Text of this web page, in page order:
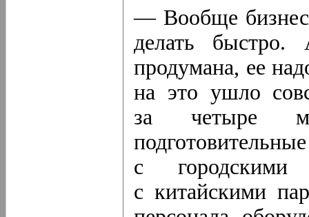
— Вообще бизнес
делать
продумана, ее
на это ушло
за четыре
с городскими
с китайскими